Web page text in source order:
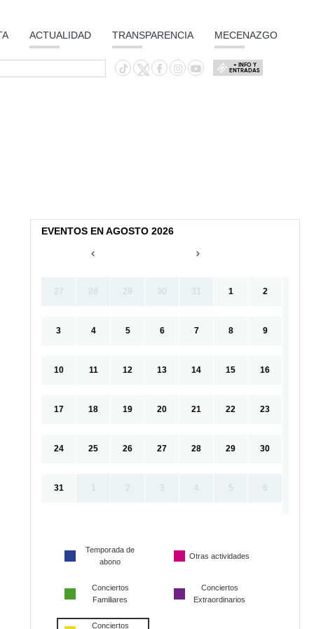
ACTUALIDAD TRANSPARENCIA MECENAZGO
+ INFO Y
ENTRADAS
EVENTOS EN AGOSTO 2026
27 28 29 30 31 1 2
3 4 5 6 7 8 9
10 11 12 13 14 15 16
17 18 19 20 21 22 23
24 25 26 27 28 29 30
31 1 2 3 4 5 6
Temporada de
abono
Otras actividades
Conciertos
Familiares
Conciertos
Extraordinarios
Conciertos